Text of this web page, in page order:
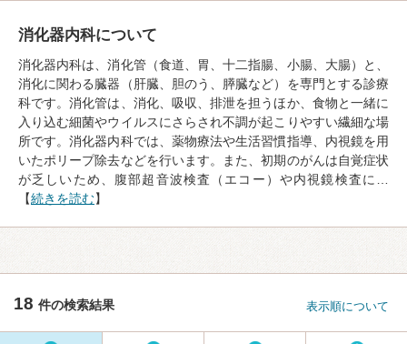
消化器内科について
消化器内科は、消化管（食道、胃、十二指腸、小腸、大腸）と、
消化に関わる臓器（肝臓、胆のう、膵臓など）を専門とする診療
科です。消化管は、消化、吸収、排泄を担うほか、食物と一緒に
入り込む細菌やウイルスにさらされ不調が起こりやすい繊細な場
所です。消化器内科では、薬物療法や生活習慣指導、内視鏡を用
いたポリープ除去などを行います。また、初期のがんは自覚症状
が乏しいため、腹部超音波検査（エコー）や内視鏡検査に…
【続きを読む】
18 件の検索結果 表示順について